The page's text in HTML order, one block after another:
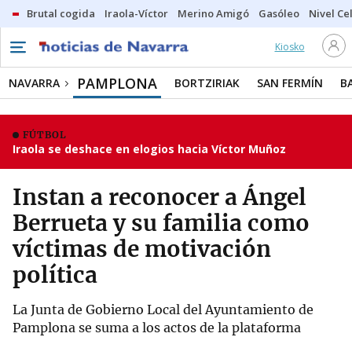
Brutal cogida Iraola-Víctor Merino Amigó Gasóleo Nivel
Kiosko
NAVARRA PAMPLONA BORTZIRIAK SAN FERMÍN
FÚTBOL
Iraola se deshace en elogios hacia Víctor Muñoz
Instan a reconocer a Ángel
Berrueta y su familia como
víctimas de motivación
política
La Junta de Gobierno Local del Ayuntamiento de
Pamplona se suma a los actos de la plataforma